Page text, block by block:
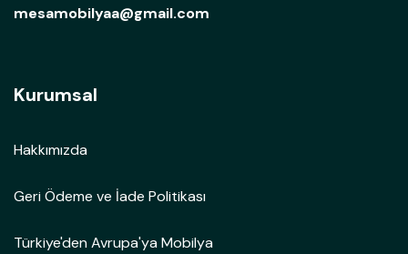
mesamobilyaa@gmail.com
Kurumsal
Hakkımızda
Geri Ödeme ve İade Politikası
Türkiye'den Avrupa'ya Mobilya